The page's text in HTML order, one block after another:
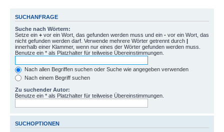
SUCHANFRAGE
Suche nach Wörtern:
Setze ein + vor ein Wort, das gefunden werden muss und ein - vor ein Wort, das
nicht gefunden werden darf. Verwende mehrere Wörter getrennt durch |
innerhalb einer Klammer, wenn nur eines der Wörter gefunden werden muss.
Benutze ein * als Platzhalter für teilweise Übereinstimmungen.
Nach allen Begriffen suchen oder Suche wie angegeben verwenden
Nach einem Begriff suchen
Zu suchender Autor:
Benutze ein * als Platzhalter für teilweise Übereinstimmungen.
SUCHOPTIONEN